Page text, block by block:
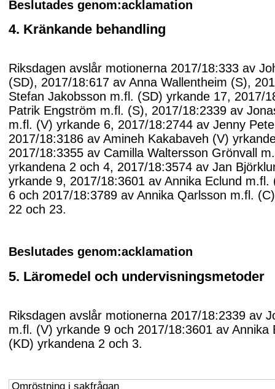
Beslutades genom:acklamation
4. Kränkande behandling
Riksdagen avslår motionerna 2017/18:333 av
(SD), 2017/18:617 av Anna Wallentheim (S),
Stefan Jakobsson m.fl. (SD) yrkande 17, 2017/
Patrik Engström m.fl. (S), 2017/18:2339 av
m.fl. (V) yrkande 6, 2017/18:2744 av Jenny
2017/18:3186 av Amineh Kakabaveh (V)
2017/18:3355 av Camilla Waltersson Grönvall
yrkandena 2 och 4, 2017/18:3574 av Jan
yrkande 9, 2017/18:3601 av Annika Eclund m.fl.
6 och 2017/18:3789 av Annika Qarlsson m.fl.
22 och 23.
Beslutades genom:acklamation
5. Läromedel och undervisningsmetoder
Riksdagen avslår motionerna 2017/18:2339 av
m.fl. (V) yrkande 9 och 2017/18:3601 av Annika
(KD) yrkandena 2 och 3.
Omröstning i sakfrågan